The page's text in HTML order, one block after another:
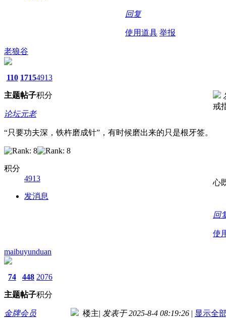
回复
使用道具 举报
老狼谷
110
主题
1715
帖子
4913
积分
论坛元老
“只要功夫深，铁杵磨成针”，有时候磨出来的只是根牙签。
积分
4913
发消息
戒
心
回
使
maibuyunduan
74
主题
448
帖子
2076
积分
金牌会员 楼主| 发表于 2025-8-4 08:19:26 | 显示全